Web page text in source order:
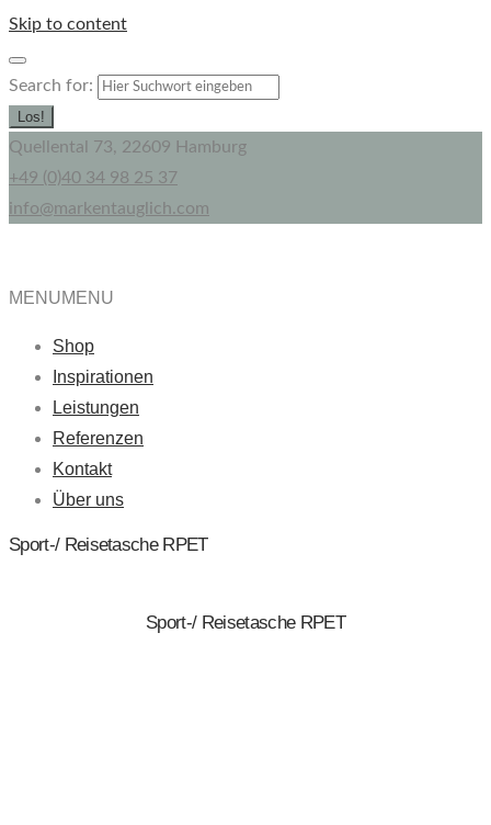
Skip to content
Search for:
Los!
Quellental 73, 22609 Hamburg
+49 (0)40 34 98 25 37
info@markentauglich.com
MENUMENU
Shop
Inspirationen
Leistungen
Referenzen
Kontakt
Über uns
Sport-/ Reisetasche RPET
Sport-/ Reisetasche RPET